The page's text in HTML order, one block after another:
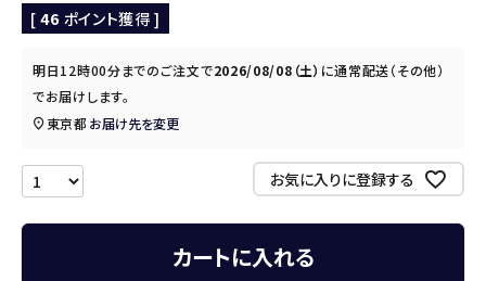
[ 46 ポイント獲得 ]
明日12時00分までのご注文で2026/08/08（土） に通常配送（その他）
でお届けします。
東京都 お届け先を変更
お気に入りに登録する
カートに入れる